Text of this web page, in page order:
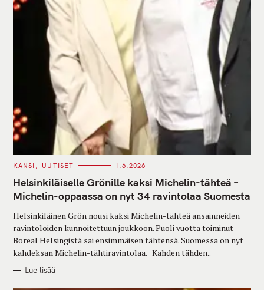
C
T
E
G
O
I
S
KANSI UUTISET 1.6.2026
Helsinkiläiselle Grönille kaksi Michelin-tähteä –
Michelin-oppaassa on nyt 34 ravintolaa Suomesta
Helsinkiläinen Grön nousi kaksi Michelin-tähteä ansainneiden
ravintoloiden kunnoitettuun joukkoon. Puoli vuotta toiminut
Boreal Helsingistä sai ensimmäisen tähtensä. Suomessa on nyt
kahdeksan Michelin-tähtiravintolaa. Kahden tähden..
Lue lisää